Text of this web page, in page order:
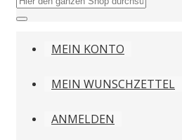
MEIN KONTO
MEIN WUNSCHZETTEL
ANMELDEN